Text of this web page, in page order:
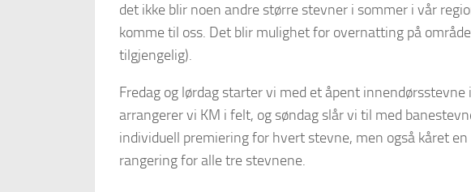
det ikke blir noen andre større stevner i sommer i vår
komme til oss. Det blir mulighet for overnatting på
tilgjengelig).
Fredag og lørdag starter vi med et åpent
arrangerer vi KM i felt, og søndag slår vi til med
individuell premiering for hvert stevne, men også kåret
rangering for alle tre stevnene.